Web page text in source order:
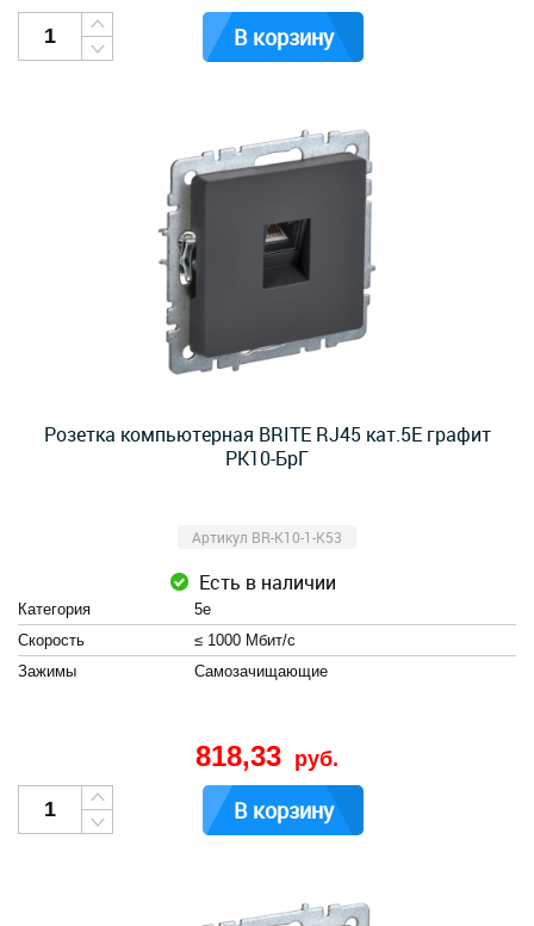
В корзину
Розетка компьютерная BRITE RJ45 кат.5E графит
РК10-БрГ
Артикул BR-K10-1-K53
Есть в наличии
Категория
5e
Скорость
≤ 1000 Мбит/с
Зажимы
Cамозачищающие
818,33 руб.
В корзину